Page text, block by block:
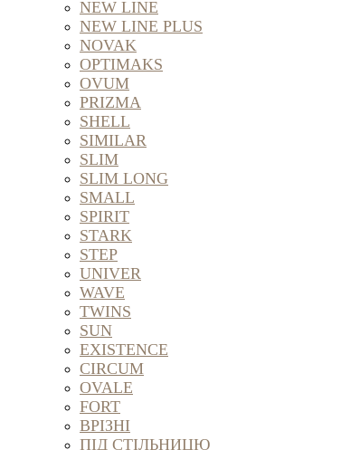
NEW LINE
NEW LINE PLUS
NOVAK
OPTIMAKS
OVUM
PRIZMA
SHELL
SIMILAR
SLIM
SLIM LONG
SMALL
SPIRIT
STARK
STEP
UNIVER
WAVE
TWINS
SUN
EXISTENCE
CIRCUM
OVALE
FORT
ВРІЗНІ
ПІД СТІЛЬНИЦЮ